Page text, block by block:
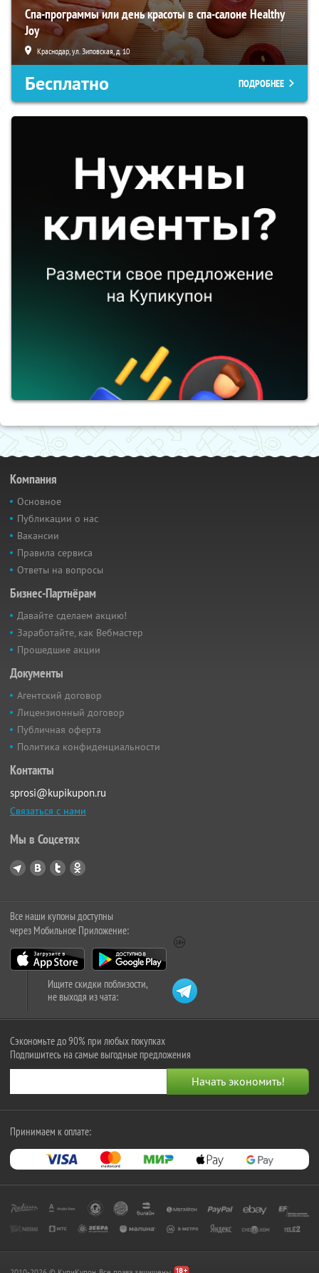
Спа-программы или день красоты в спа-салоне Healthy
Joy
Краснодар, ул. Зиповская, д. 10
Бесплатно ПОДРОБНЕЕ
Компания
Основное
Публикации о нас
Вакансии
Правила сервиса
Ответы на вопросы
Бизнес-Партнёрам
Давайте сделаем акцию!
Заработайте, как Вебмастер
Прошедшие акции
Документы
Агентский договор
Лицензионный договор
Публичная оферта
Политика конфиденциальности
Контакты
sprosi@kupikupon.ru
Связаться с нами
Мы в Соцсетях
Все наши купоны доступны
через Мобильное Приложение:
Ищите скидки поблизости,
не выходя из чата:
Сэкономьте до 90% при любых покупках
Подпишитесь на самые выгодные предложения
Принимаем к оплате: